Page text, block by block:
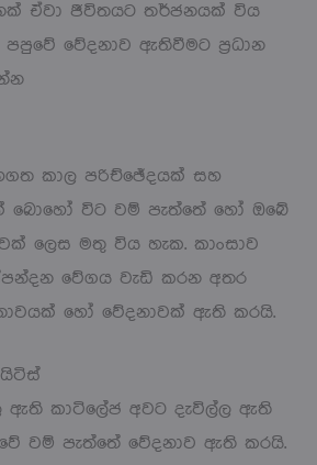
ඒවා ජීවිතයට තර්ජනයක් විය
වේදනාව ඇතිවීමට ප්‍රධාන
කාල පරිච්ඡේදයක් සහ
බොහෝ විට වම් පැත්තේ හෝ ඔබේ
ලෙස මතු විය හැක. කාංසාව
වේගය වැඩි කරන අතර
හෝ වේදනාවක් ඇති කරයි.
ඇති කාටිලේජ අවට දැවිල්ල ඇති
වම් පැත්තේ වේදනාව ඇති කරයි.